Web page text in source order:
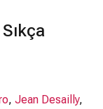
, Jean Desailly,